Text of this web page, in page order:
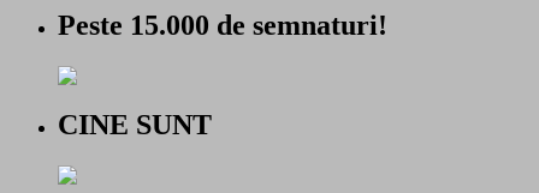
Peste 15.000 de semnaturi!
CINE SUNT